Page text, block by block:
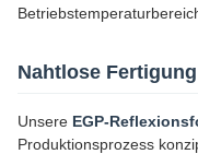
Nahtlose
Unsere EGP-
Produktionsprozess